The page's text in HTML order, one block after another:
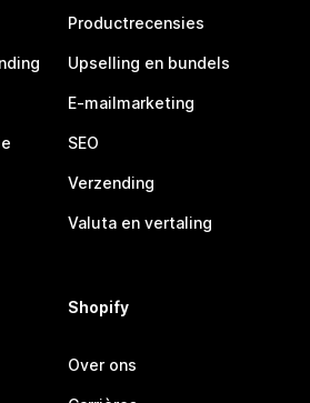
Productrecensies
Upselling en bundels
E-mailmarketing
SEO
Verzending
Valuta en vertaling
Shopify
Over ons